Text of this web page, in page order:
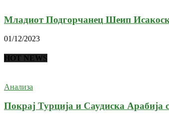
Младиот Подгорчанец Шеип
01/12/2023
HOT NEWS
Анализа
Покрај Турција и Саудиска Арабија